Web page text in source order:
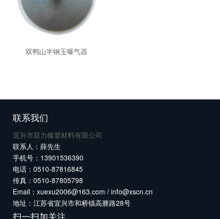
双鸭山半钢玉曝气器
联系我们
宜兴市双力橡塑材料有限公司
联系人：薛先生
手机号：13901536390
电话：0510-87816845
传真：0510-87805798
Email：xuexu2006@163.com / info@xscn.cn
地址：江苏省宜兴市和桥镇高塍路28号
扫一扫加关注